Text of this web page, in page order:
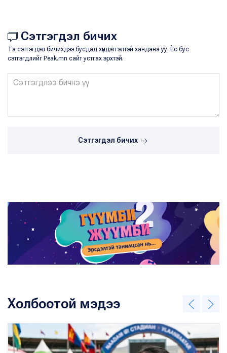
Сэтгэгдэл бичих
Та сэтгэгдэл бичихдээ бусдад хүндэтгэлтэй хандана уу. Ёс бус
сэтгэгдлийг Peak.mn сайт устгах эрхтэй.
Сэтгэгдэл бичих
Холбоотой мэдээ